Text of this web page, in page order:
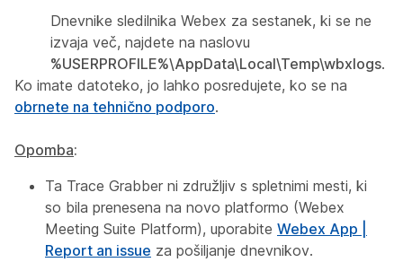
Dnevnike sledilnika Webex za sestanek, ki se ne
izvaja več, najdete na naslovu
%USERPROFILE%\AppData\Local\Temp\wbxlogs.
Ko imate datoteko, jo lahko posredujete, ko se na
obrnete na tehnično podporo.
Opomba:
Ta Trace Grabber ni združljiv s spletnimi mesti, ki
so bila prenesena na novo platformo (Webex
Meeting Suite Platform), uporabite Webex App |
Report an issue za pošiljanje dnevnikov.